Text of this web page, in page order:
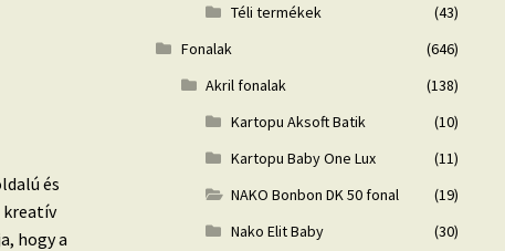
és
hogy a
Téli termékek
(43)
Fonalak
(646)
Akril fonalak
(138)
Kartopu Aksoft Batik
(10)
Kartopu Baby One Lux
(11)
NAKO Bonbon DK 50 fonal
(19)
Nako Elit Baby
(30)